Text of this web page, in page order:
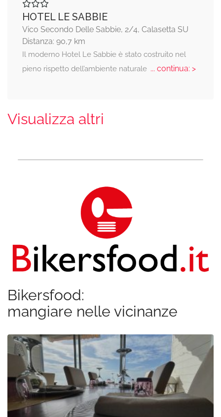
HOTEL LE SABBIE
Vico Secondo Delle Sabbie, 2/4, Calasetta SU
Distanza: 90,7 km
Il moderno Hotel Le Sabbie è stato costruito nel
pieno rispetto dell’ambiente naturale... continua: >
Visualizza altri
Bikersfood:
mangiare nelle vicinanze